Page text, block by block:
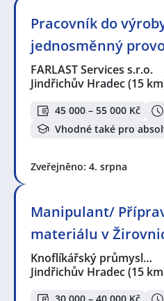
Pracovník do
jednosměnný
FARLAST Services s.r.o.
Jindřichův Hradec(15
45 000 – 55 000 Kč
Vhodné také pro
Zveřejněno: 4. srpna
Manipulant/
materiálu v
Knoflíkářský průmysl…
Jindřichův Hradec(15